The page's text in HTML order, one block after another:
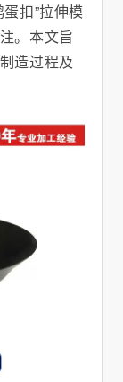
扣”拉伸模
。本文旨
造过程及